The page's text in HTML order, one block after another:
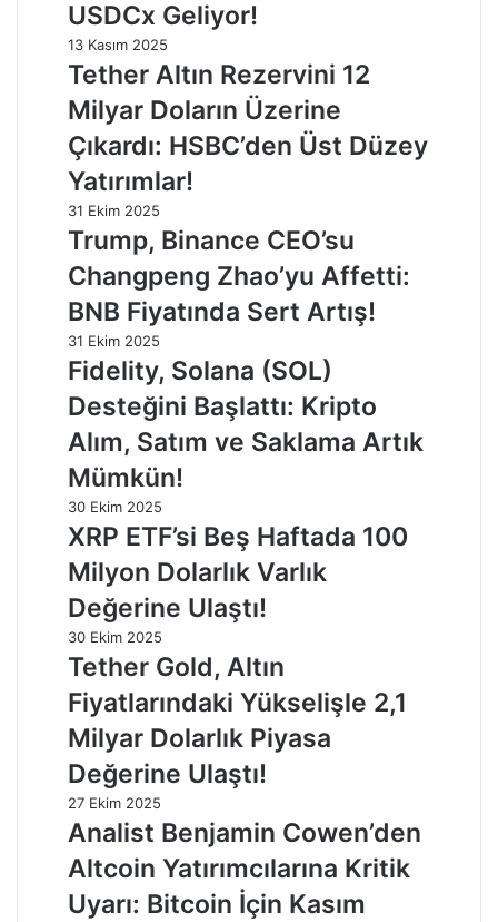
USDCx Geliyor!
13 Kasım 2025
Tether Altın Rezervini 12
Milyar Doların Üzerine
Çıkardı: HSBC’den Üst Düzey
Yatırımlar!
31 Ekim 2025
Trump, Binance CEO’su
Changpeng Zhao’yu Affetti:
BNB Fiyatında Sert Artış!
31 Ekim 2025
Fidelity, Solana (SOL)
Desteğini Başlattı: Kripto
Alım, Satım ve Saklama Artık
Mümkün!
30 Ekim 2025
XRP ETF’si Beş Haftada 100
Milyon Dolarlık Varlık
Değerine Ulaştı!
30 Ekim 2025
Tether Gold, Altın
Fiyatlarındaki Yükselişle 2,1
Milyar Dolarlık Piyasa
Değerine Ulaştı!
27 Ekim 2025
Analist Benjamin Cowen’den
Altcoin Yatırımcılarına Kritik
Uyarı: Bitcoin İçin Kasım